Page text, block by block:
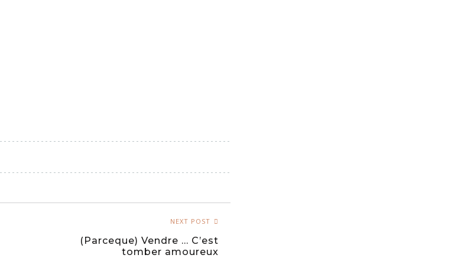
NEXT POST
(Parceque) Vendre … C’est
tomber amoureux